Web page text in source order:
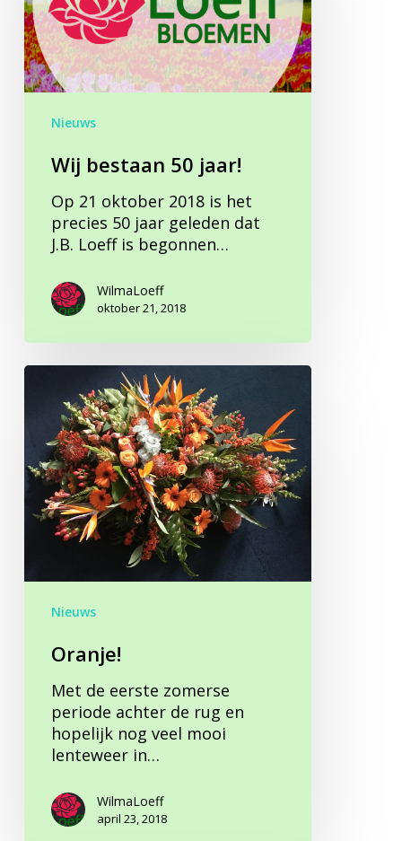
Nieuws
Wij bestaan 50 jaar!
Op 21 oktober 2018 is het
precies 50 jaar geleden dat
J.B. Loeff is begonnen…
WilmaLoeff
oktober 21, 2018
Oranje!
Nieuws
Oranje!
Met de eerste zomerse
periode achter de rug en
hopelijk nog veel mooi
lenteweer in…
WilmaLoeff
april 23, 2018